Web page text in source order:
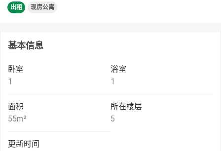
出租 现房公寓
基本信息
卧室
1
浴室
1
面积
55m²
所在楼层
5
更新时间